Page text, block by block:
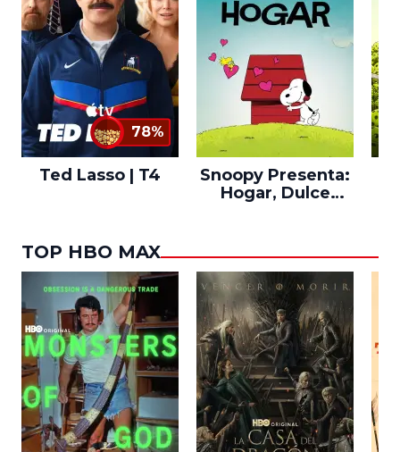
78%
Ted Lasso | T4
Snoopy Presenta:
Hogar, Dulce
TOP HBO MAX